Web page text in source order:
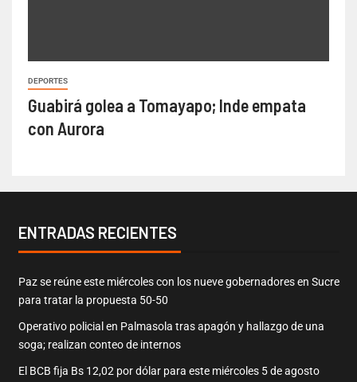
DEPORTES
Guabirá golea a Tomayapo; Inde empata
con Aurora
ENTRADAS RECIENTES
Paz se reúne este miércoles con los nueve gobernadores en Sucre
para tratar la propuesta 50-50
Operativo policial en Palmasola tras apagón y hallazgo de una
soga; realizan conteo de internos
El BCB fija Bs 12,02 por dólar para este miércoles 5 de agosto